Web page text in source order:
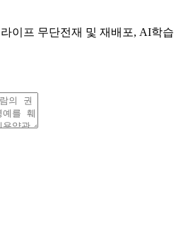
이프 무단전재 및 재배포, AI학습